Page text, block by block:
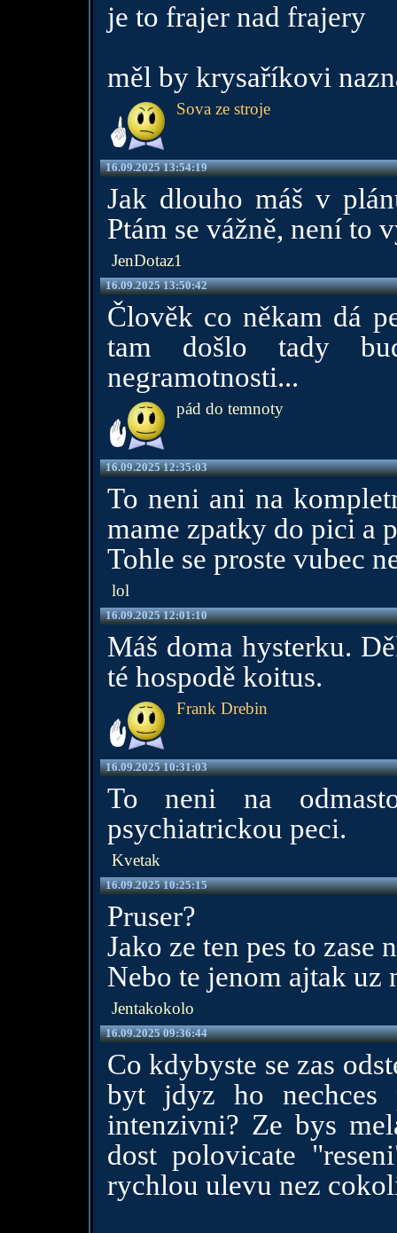
je to frajer nad frajery
měl by krysaříkovi
Sova ze stroje
16.09.2025 13:54:19
Jak dlouho máš v
Ptám se vážně, není to
JenDotaz1
16.09.2025 13:50:42
Člověk co někam dá
tam došlo tady
negramotnosti...
pád do temnoty
16.09.2025 12:35:03
To neni ani na
mame zpatky do pici a
Tohle se proste vubec
lol
16.09.2025 12:01:10
Máš doma hysterku.
té hospodě koitus.
Frank Drebin
16.09.2025 10:31:03
To neni na
psychiatrickou peci.
Kvetak
16.09.2025 10:25:15
Pruser?
Jako ze ten pes to zase
Nebo te jenom ajtak uz
Jentakokolo
16.09.2025 09:36:44
Co kdybyste se zas
byt jdyz ho
intenzivni? Ze bys
dost polovicate
rychlou ulevu nez